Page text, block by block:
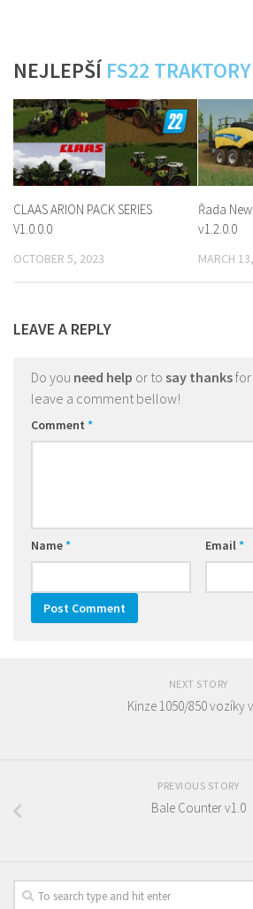
NEJLEPŠÍ FS22 TRAKTORY
CLAAS ARION PACK SERIES
V1.0.0.0
OCTOBER 5, 2023
Řada
v1.2.0.0
MARCH
LEAVE A REPLY
Do you need help or to say thanks
leave a comment bellow!
Comment *
Name* Email*
NEXT STORY
Kinze 1050/850 vozíky
PREVIOUS STORY
Bale Counter v1.0